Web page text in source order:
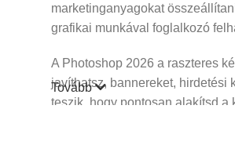
marketinganyagokat
grafikai munkával foglalkozó
A Photoshop 2026 a raszteres
javíthatsz, bannereket, hirdetési
teszik, hogy pontosan alakítsd a
Tovább